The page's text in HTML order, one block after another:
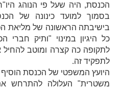
הכנסת, היה שעל פי הנוהג
בסמוך למועד כינונה של
בישיבתה הראשונה של מליאת
כל היגיון במינוי "ותיק
לתקופה כה קצרה ומוטב
לתפקיד זה.
היועץ המשפטי של הכנסת
משטרית" העלולה להתרחש